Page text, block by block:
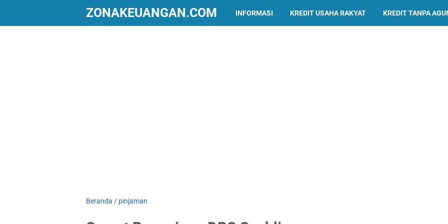
ZONAKEUANGAN.COM INFORMASI KREDIT USAHA RAKYAT KREDIT TANPA
Beranda / pinjaman